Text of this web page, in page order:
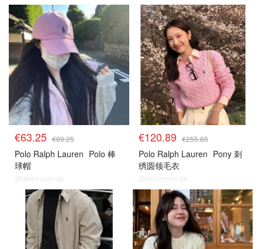
€63.25 €89.25
Polo Ralph Lauren Polo 棒
球帽
@dealmoon.de
€120.89 €255.85
Polo Ralph Lauren Pony 刺
绣圆领毛衣
@dealmoon.de